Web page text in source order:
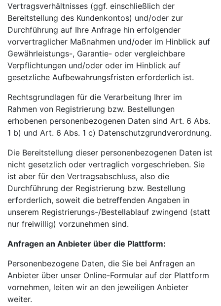
Vertragsverhältnisses (ggf. einschließlich der
Bereitstellung des Kundenkontos) und/oder zur
Durchführung auf Ihre Anfrage hin erfolgender
vorvertraglicher Maßnahmen und/oder im Hinblick auf
Gewährleistungs-, Garantie- oder vergleichbare
Verpflichtungen und/oder oder im Hinblick auf
gesetzliche Aufbewahrungsfristen erforderlich ist.
Rechtsgrundlagen für die Verarbeitung Ihrer im
Rahmen von Registrierung bzw. Bestellungen
erhobenen personenbezogenen Daten sind Art. 6 Abs.
1 b) und Art. 6 Abs. 1 c) Datenschutzgrundverordnung.
Die Bereitstellung dieser personenbezogenen Daten ist
nicht gesetzlich oder vertraglich vorgeschrieben. Sie
ist aber für den Vertragsabschluss, also die
Durchführung der Registrierung bzw. Bestellung
erforderlich, soweit die betreffenden Angaben in
unserem Registrierungs-/Bestellablauf zwingend (statt
nur freiwillig) vorzunehmen sind.
Anfragen an Anbieter über die Plattform:
Personenbezogene Daten, die Sie bei Anfragen an
Anbieter über unser Online-Formular auf der Plattform
vornehmen, leiten wir an den jeweiligen Anbieter
weiter.